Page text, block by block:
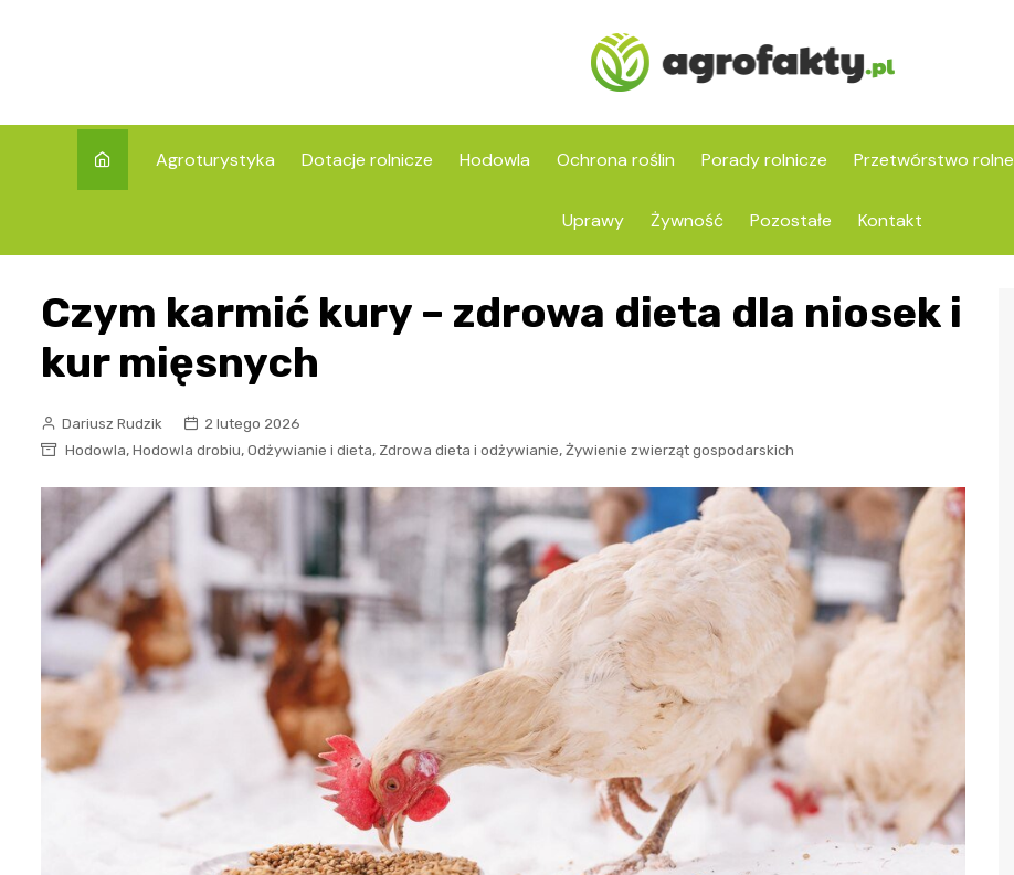
Agroturystyka Dotacje rolnicze Hodowla Ochrona roślin Porady rolnicze Przetwórstwo rolne
Uprawy Żywność Pozostałe Kontakt
Czym karmić kury – zdrowa dieta dla niosek i
kur mięsnych
Dariusz Rudzik
2 lutego 2026
Hodowla, Hodowla drobiu, Odżywianie i dieta, Zdrowa dieta i odżywianie, Żywienie zwierząt gospodarskich